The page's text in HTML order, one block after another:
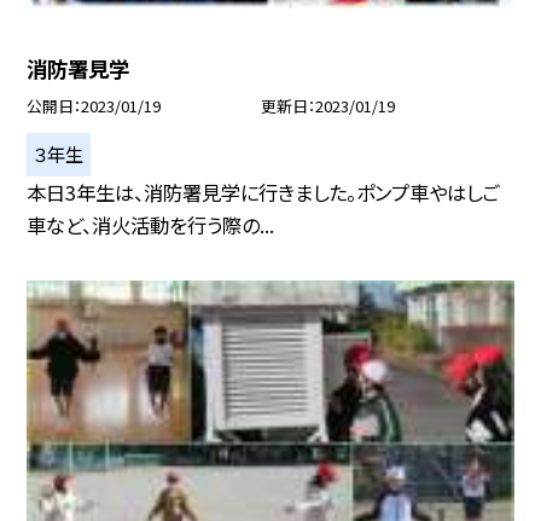
消防署見学
公開日 2023/01/19 更新日 2023/01/19
３年生
本日3年生は、消防署見学に行きました。ポンプ車やはしご
車など、消火活動を行う際の...